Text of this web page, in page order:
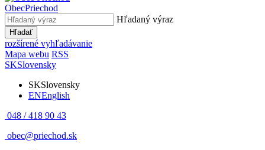
ObecPriechod
Hľadaný výraz
Hľadať
rozšírené vyhľadávanie
Mapa webu RSS
SKSlovensky
SKSlovensky
ENEnglish
048 / 418 90 43
obec@priechod.sk